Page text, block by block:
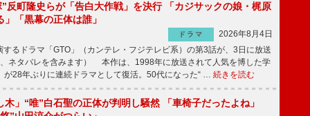
反町隆史らが「告白大作戦」を決行 「カジサックの娘・梶原
「黒幕の正体は誰」
ドラマ
2026年8月4日
るドラマ「GTO」（カンテレ・フジテレビ系）の第3話が、3日に放送
ネタバレを含みます） 本作は、1998年に放送されて人気を博した学
が28年ぶりに連続ドラマとして復活。50代になった“ … 続きを読む
木」“唯”白石聖の正体が判明し騒然 「車椅子だったよね」